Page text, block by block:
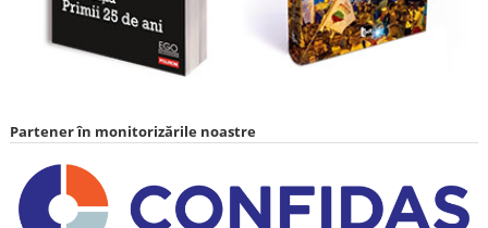
Partener în monitorizările noastre